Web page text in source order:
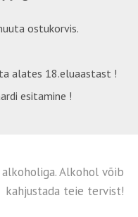
ostukorvis.
alates 18.eluaastast !
esitamine !
Alkohol võib
kahjustada teie tervist!